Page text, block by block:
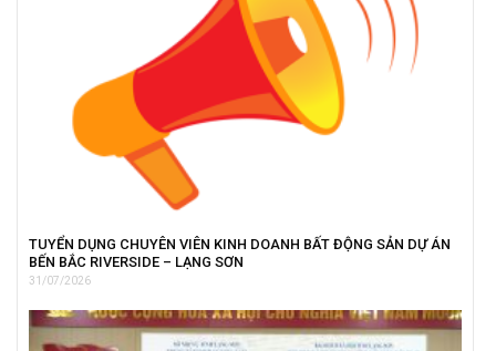
TUYỂN DỤNG CHUYÊN VIÊN KINH DOANH BẤT ĐỘNG SẢN DỰ ÁN
BẾN BẮC RIVERSIDE – LẠNG SƠN
31/07/2026